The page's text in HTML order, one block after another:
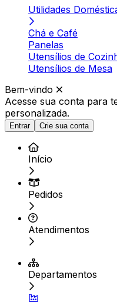
Utilidades
Chá e Café
Panelas
Utensílios de
Utensílios de Mesa
Bem-vindo
Acesse sua conta para
personalizada.
Entrar Crie sua conta
Início
Pedidos
Atendimentos
Departamentos